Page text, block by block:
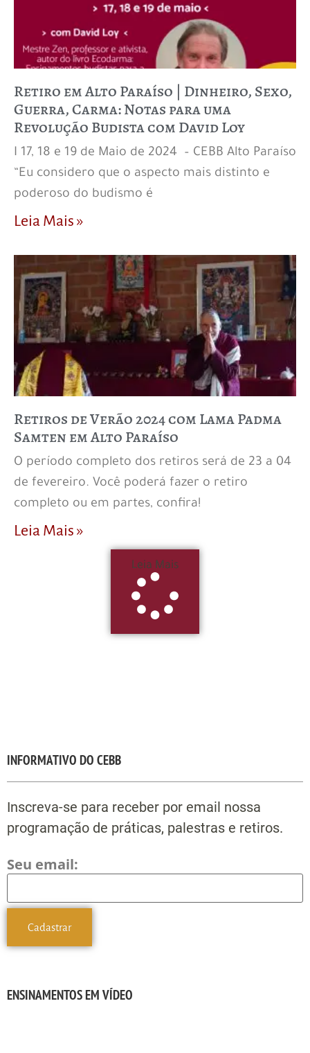
Retiro em Alto Paraíso | Dinheiro, Sexo,
Guerra, Carma: Notas para uma
Revolução Budista com David Loy
I 17, 18 e 19 de Maio de 2024 – CEBB Alto Paraíso
“Eu considero que o aspecto mais distinto e
poderoso do budismo é
Leia Mais »
Retiros de Verão 2024 com Lama Padma
Samten em Alto Paraíso
O período completo dos retiros será de 23 a 04
de fevereiro. Você poderá fazer o retiro
completo ou em partes, confira!
Leia Mais »
Leia Mais
INFORMATIVO DO CEBB
Inscreva-se para receber por email nossa
programação de práticas, palestras e retiros.
Seu email:
ENSINAMENTOS EM VÍDEO